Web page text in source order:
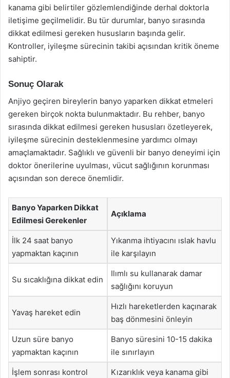
kanama gibi belirtiler gözlemlendiğinde derhal doktorla
iletişime geçilmelidir. Bu tür durumlar, banyo sırasında
dikkat edilmesi gereken hususların başında gelir.
Kontroller, iyileşme sürecinin takibi açısından kritik öneme
sahiptir.
Sonuç Olarak
Anjiyo geçiren bireylerin banyo yaparken dikkat etmeleri
gereken birçok nokta bulunmaktadır. Bu rehber, banyo
sırasında dikkat edilmesi gereken hususları özetleyerek,
iyileşme sürecinin desteklenmesine yardımcı olmayı
amaçlamaktadır. Sağlıklı ve güvenli bir banyo deneyimi için
doktor önerilerine uyulması, vücut sağlığının korunması
açısından son derece önemlidir.
Banyo Yaparken Dikkat
Edilmesi Gerekenler
Açıklama
İlk 24 saat banyo
yapmaktan kaçının
Yıkanma ihtiyacını ıslak havlu
ile karşılayın
Su sıcaklığına dikkat edin
Ilımlı su kullanarak damar
sağlığını koruyun
Yavaş hareket edin
Hızlı hareketlerden kaçınarak
baş dönmesini önleyin
Uzun süre banyo
yapmaktan kaçının
Banyo süresini 10-15 dakika
ile sınırlayın
İşlem sonrası kontrol
Kızarıklık veya kanama gibi